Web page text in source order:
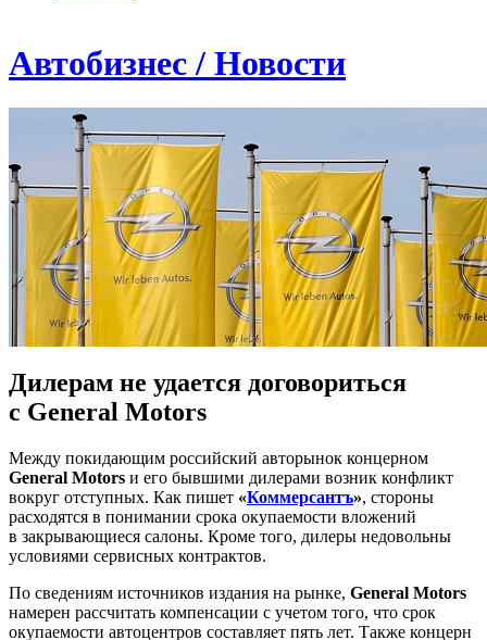
Автобизнес / Новости
Дилерам не удается договориться
с General Motors
Между покидающим российский авторынок концерном
General Motors и его бывшими дилерами возник конфликт
вокруг отступных. Как пишет «Коммерсантъ», стороны
расходятся в понимании срока окупаемости вложений
в закрывающиеся салоны. Кроме того, дилеры недовольны
условиями сервисных контрактов.
По сведениям источников издания на рынке, General Motors
намерен рассчитать компенсации с учетом того, что срок
окупаемости автоцентров составляет пять лет. Также концерн